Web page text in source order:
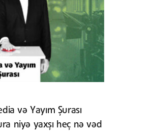
və Yayım Şurası
niyə yaxşı heç nə vəd